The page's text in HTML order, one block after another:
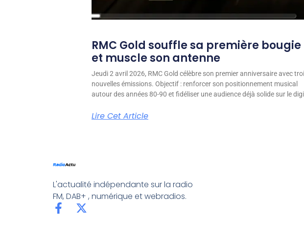
RMC Gold souffle sa première bougie
et muscle son antenne
Jeudi 2 avril 2026, RMC Gold célèbre son premier anniversaire avec
nouvelles émissions. Objectif : renforcer son positionnement musical
autour des années 80-90 et fidéliser une audience déjà solide sur le
Lire Cet Article
L'actualité indépendante sur la radio
FM, DAB+ , numérique et webradios.